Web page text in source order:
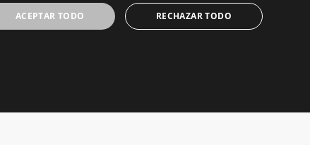
ACEPTAR TODO RECHAZAR TODO